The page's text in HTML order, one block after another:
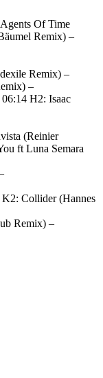
Of Time
Remix) –
Remix) –
–
H2: Isaac
(Reinier
ft Luna Semara
Collider (Hannes
Remix) –